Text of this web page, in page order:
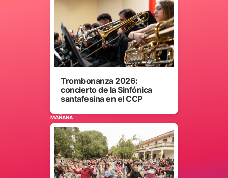
Trombonanza 2026:
concierto de la Sinfónica
santafesina en el CCP
MAÑANA